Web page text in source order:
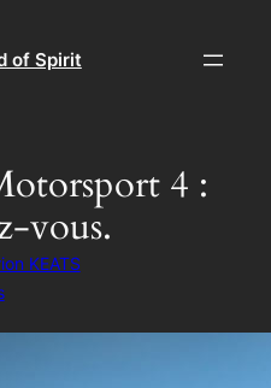
of Spirit
4 :
vous.
KEATS